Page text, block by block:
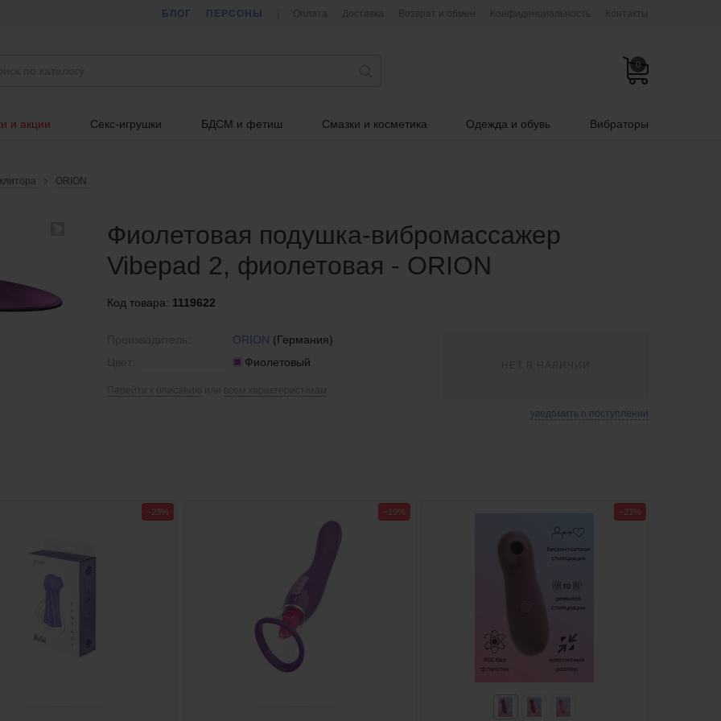
БЛОГ ПЕРСОНЫ Оплата Доставка Возврат и обмен Конфиденциальность Контакты
0
и акции Секс-игрушки БДСМ и фетиш Смазки и косметика Одежда и обувь Вибраторы
ORION
Фиолетовая подушка-вибромассажер
Vibepad 2, фиолетовая - ORION
Код товара: 1119622
ORION (Германия)
Фиолетовый
уведомить о поступлении
−23% −19% −23%